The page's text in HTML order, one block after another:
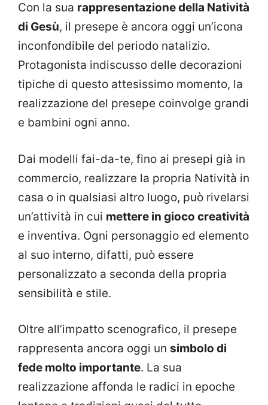
Con la sua rappresentazione della Natività
di Gesù, il presepe è ancora oggi un’icona
inconfondibile del periodo natalizio.
Protagonista indiscusso delle decorazioni
tipiche di questo attesissimo momento, la
realizzazione del presepe coinvolge grandi
e bambini ogni anno.
Dai modelli fai-da-te, fino ai presepi già in
commercio, realizzare la propria Natività in
casa o in qualsiasi altro luogo, può rivelarsi
un’attività in cui mettere in gioco creatività
e inventiva. Ogni personaggio ed elemento
al suo interno, difatti, può essere
personalizzato a seconda della propria
sensibilità e stile.
Oltre all’impatto scenografico, il presepe
rappresenta ancora oggi un simbolo di
fede molto importante. La sua
realizzazione affonda le radici in epoche